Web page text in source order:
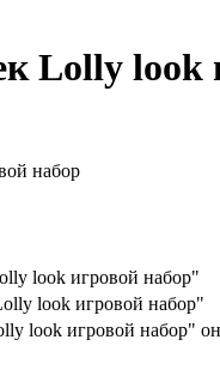
Lolly look
look игровой набор"
look игровой набор"
look игровой набор"